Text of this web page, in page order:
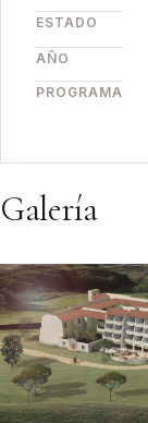
ESTADO
AÑO
PROGRAMA
Galería